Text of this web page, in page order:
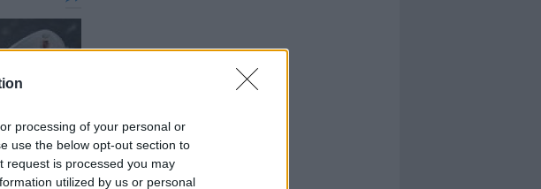
processing of your personal or
use the below opt-out section to
request is processed you may
utilized by us or personal